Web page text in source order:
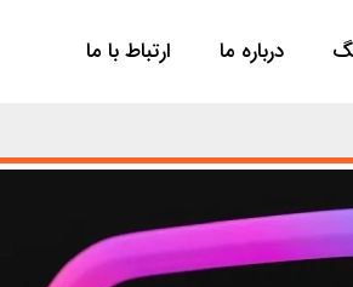
درباره ما ارتباط با ما